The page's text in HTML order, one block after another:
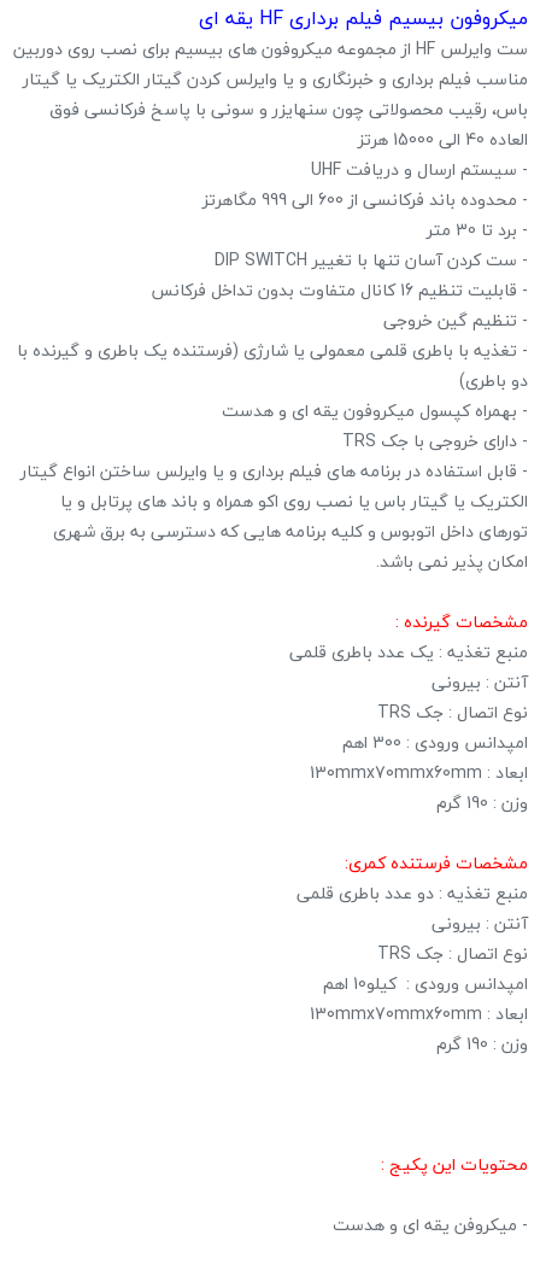
میکروفون بیسیم فیلم برداری HF یقه ای
ست وایرلس HF از مجموعه میکروفون های بیسیم برای نصب روی دوربین
مناسب فیلم برداری و خبرنگاری و یا وایرلس کردن گیتار الکتریک یا گیتار
باس، رقیب محصولاتی چون سنهایزر و سونی با پاسخ فرکانسی فوق
العاده 40 الی 15000 هرتز
- سیستم ارسال و دریافت UHF
- محدوده باند فرکانسی از 600 الی 999 مگاهرتز
- برد تا 30 متر
- ست کردن آسان تنها با تغییر DIP SWITCH
- قابلیت تنظیم 16 کانال متفاوت بدون تداخل فرکانس
- تنظیم گین خروجی
- تغذیه با باطری قلمی معمولی یا شارژی (فرستنده یک باطری و گیرنده با
دو باطری)
- بهمراه کپسول میکروفون یقه ای و هدست
- دارای خروجی با جک TRS
- قابل استفاده در برنامه های فیلم برداری و یا وایرلس ساختن انواع گیتار
الکتریک یا گیتار باس یا نصب روی اکو همراه و باند های پرتابل و یا
تورهای داخل اتوبوس و کلیه برنامه هایی که دسترسی به برق شهری
امکان پذیر نمی باشد.
مشخصات گیرنده :
منبع تغذیه : یک عدد باطری قلمی
آنتن : بیرونی
نوع اتصال : جک TRS
امپدانس ورودی : 300 اهم
ابعاد : 130mmx70mmx60mm
وزن : 190 گرم
مشخصات فرستنده کمری:
منبع تغذیه : دو عدد باطری قلمی
آنتن : بیرونی
نوع اتصال : جک TRS
امپدانس ورودی : کیلو10 اهم
ابعاد : 130mmx70mmx60mm
وزن : 190 گرم
محتویات این پکیج :
- میکروفن یقه ای و هدست